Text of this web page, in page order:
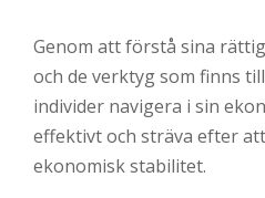
Genom att förstå sina
och de verktyg som finns
individer navigera i sin
effektivt och sträva efter
ekonomisk stabilitet.